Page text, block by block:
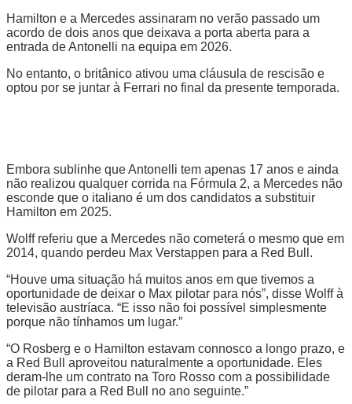
Hamilton e a Mercedes assinaram no verão passado um
acordo de dois anos que deixava a porta aberta para a
entrada de Antonelli na equipa em 2026.
No entanto, o britânico ativou uma cláusula de rescisão e
optou por se juntar à Ferrari no final da presente temporada.
Embora sublinhe que Antonelli tem apenas 17 anos e ainda
não realizou qualquer corrida na Fórmula 2, a Mercedes não
esconde que o italiano é um dos candidatos a substituir
Hamilton em 2025.
Wolff referiu que a Mercedes não cometerá o mesmo que em
2014, quando perdeu Max Verstappen para a Red Bull.
“Houve uma situação há muitos anos em que tivemos a
oportunidade de deixar o Max pilotar para nós”, disse Wolff à
televisão austríaca. “E isso não foi possível simplesmente
porque não tínhamos um lugar.”
“O Rosberg e o Hamilton estavam connosco a longo prazo, e
a Red Bull aproveitou naturalmente a oportunidade. Eles
deram-lhe um contrato na Toro Rosso com a possibilidade
de pilotar para a Red Bull no ano seguinte.”